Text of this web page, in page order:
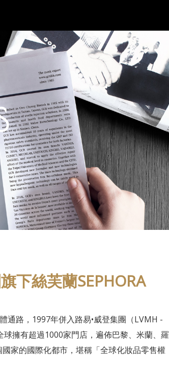
下絲芙蘭SEPHORA
通路，1997年併入路易•威登集團（LVMH -
擁有超過1000家門店，遍佈巴黎、米蘭、羅
家的國際化都市，堪稱「全球化妝品零售權